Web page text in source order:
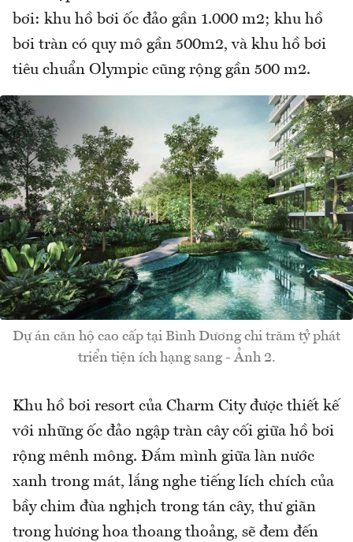
bơi: khu hồ bơi ốc đảo gần 1.000 m2; khu hồ
bơi tràn có quy mô gần 500m2, và khu hồ bơi
tiêu chuẩn Olympic cũng rộng gần 500 m2.
Dự án căn hộ cao cấp tại Bình Dương chi trăm tỷ phát
triển tiện ích hạng sang - Ảnh 2.
Khu hồ bơi resort của Charm City được thiết kế
với những ốc đảo ngập tràn cây cối giữa hồ bơi
rộng mênh mông. Đắm mình giữa làn nước
xanh trong mát, lắng nghe tiếng lích chích của
bầy chim đùa nghịch trong tán cây, thư giãn
trong hương hoa thoang thoảng, sẽ đem đến